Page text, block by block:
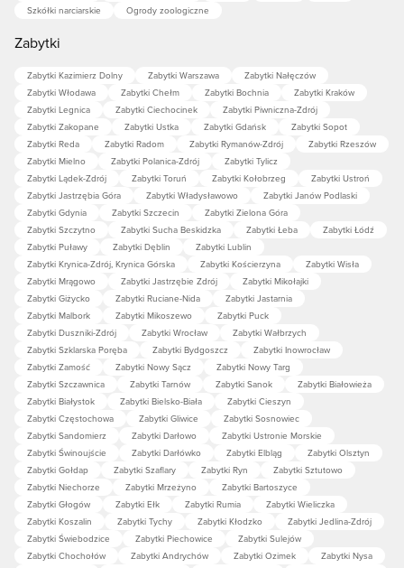
Szkółki narciarskie
Ogrody zoologiczne
Zabytki
Zabytki Kazimierz Dolny Zabytki Warszawa
Zabytki Nałęczów
Zabytki Włodawa
Zabytki Chełm Zabytki Bochnia
Zabytki Kraków
Zabytki Legnica
Zabytki Ciechocinek
Zabytki Piwniczna-Zdrój
Zabytki Zakopane
Zabytki Ustka Zabytki Gdańsk
Zabytki Sopot
Zabytki Reda
Zabytki Radom Zabytki Rymanów-Zdrój
Zabytki Rzeszów
Zabytki Mielno
Zabytki Polanica-Zdrój
Zabytki Tylicz
Zabytki Lądek-Zdrój
Zabytki Toruń Zabytki Kołobrzeg
Zabytki Ustroń
Zabytki Jastrzębia Góra
Zabytki Władysławowo
Zabytki Janów Podlaski
Zabytki Gdynia
Zabytki Szczecin
Zabytki Zielona Góra
Zabytki Szczytno
Zabytki Sucha Beskidzka Zabytki Łeba
Zabytki Łódź
Zabytki Puławy
Zabytki Dęblin
Zabytki Lublin
Zabytki Krynica-Zdrój, Krynica Górska
Zabytki Kościerzyna
Zabytki Wisła
Zabytki Mrągowo
Zabytki Jastrzębie Zdrój
Zabytki Mikołajki
Zabytki Giżycko
Zabytki Ruciane-Nida
Zabytki Jastarnia
Zabytki Malbork
Zabytki Mikoszewo
Zabytki Puck
Zabytki Duszniki-Zdrój
Zabytki Wrocław
Zabytki Wałbrzych
Zabytki Szklarska Poręba
Zabytki Bydgoszcz
Zabytki Inowrocław
Zabytki Zamość
Zabytki Nowy Sącz
Zabytki Nowy Targ
Zabytki Szczawnica
Zabytki Tarnów Zabytki Sanok
Zabytki Białowieża
Zabytki Białystok
Zabytki Bielsko-Biała
Zabytki Cieszyn
Zabytki Częstochowa
Zabytki Gliwice
Zabytki Sosnowiec
Zabytki Sandomierz
Zabytki Darłowo
Zabytki Ustronie Morskie
Zabytki Świnoujście
Zabytki Darłówko Zabytki Elbląg
Zabytki Olsztyn
Zabytki Gołdap
Zabytki Szaflary Zabytki Ryn
Zabytki Sztutowo
Zabytki Niechorze
Zabytki Mrzeżyno
Zabytki Bartoszyce
Zabytki Głogów
Zabytki Ełk Zabytki Rumia
Zabytki Wieliczka
Zabytki Koszalin
Zabytki Tychy Zabytki Kłodzko
Zabytki Jedlina-Zdrój
Zabytki Świebodzice
Zabytki Piechowice
Zabytki Sulejów
Zabytki Chochołów
Zabytki Andrychów Zabytki Ozimek
Zabytki Nysa